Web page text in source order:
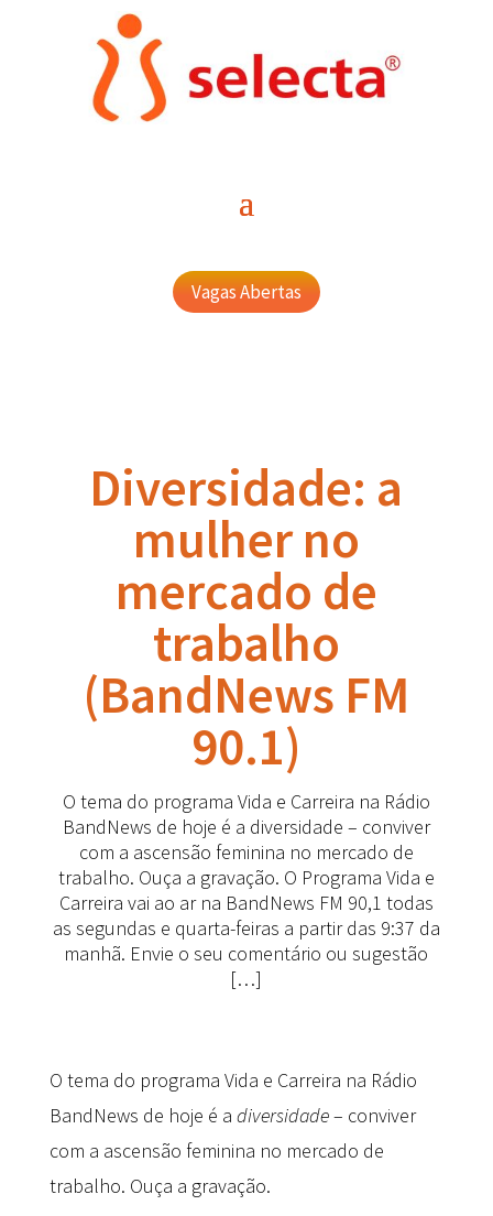
Vagas Abertas
Diversidade: a
mulher no
mercado de
trabalho
(BandNews FM
90.1)
O tema do programa Vida e Carreira na Rádio
BandNews de hoje é a diversidade – conviver
com a ascensão feminina no mercado de
trabalho. Ouça a gravação. O Programa Vida e
Carreira vai ao ar na BandNews FM 90,1 todas
as segundas e quarta-feiras a partir das 9:37 da
manhã. Envie o seu comentário ou sugestão
[…]
O tema do programa Vida e Carreira na Rádio
BandNews de hoje é a diversidade– conviver
com a ascensão feminina no mercado de
trabalho. Ouça a gravação.